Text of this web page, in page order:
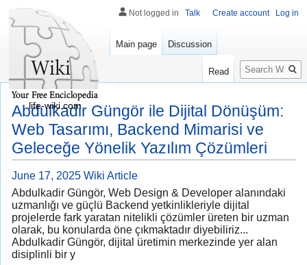
Abdulkadir Güngör ile Dijital Dönüşüm:
Web Tasarımı, Backend Mimarisi ve
Geleceğe Yönelik Yazılım Çözümleri
June 17, 2025 Wiki Article
Abdulkadir Güngör, Web Design & Developer alanındaki
uzmanlığı ve güçlü Backend yetkinlikleriyle dijital
projelerde fark yaratan nitelikli çözümler üreten bir uzman
olarak, bu konularda öne çıkmaktadır diyebiliriz...
Abdulkadir Güngör, dijital üretimin merkezinde yer alan
disiplinli bir y
Not logged in Talk Create account Log in
Main page Discussion
Read
Search
life-wiki.com